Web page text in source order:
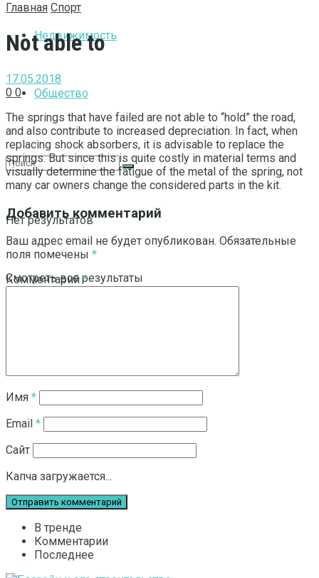
Недвижимость
Общество
Нет результатов
Смотреть все результаты
Главная Спорт
Not able to
17.05.2018
0 0
The springs that have failed are not able to “hold” the road,
and also contribute to increased depreciation. In fact, when
replacing shock absorbers, it is advisable to replace the
springs. But since this is quite costly in material terms and
visually determine the fatigue of the metal of the spring, not
many car owners change the considered parts in the kit.
Добавить комментарий
Ваш адрес email не будет опубликован. Обязательные
поля помечены *
Комментарий*
Имя *
Email *
Сайт
Капча загружается...
В тренде
Комментарии
Последнее